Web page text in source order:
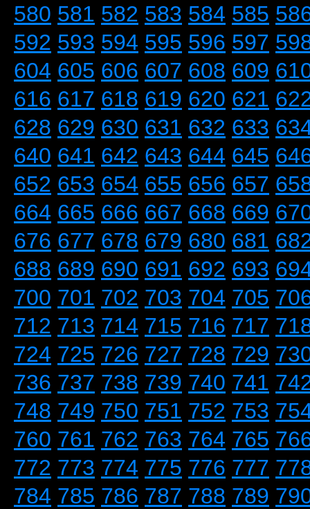
580 581 582 583 584 585
592 593 594 595 596 597
604 605 606 607 608 609
616 617 618 619 620 621
628 629 630 631 632 633
640 641 642 643 644 645
652 653 654 655 656 657
664 665 666 667 668 669
676 677 678 679 680 681
688 689 690 691 692 693
700 701 702 703 704 705
712 713 714 715 716 717
724 725 726 727 728 729
736 737 738 739 740 741
748 749 750 751 752 753
760 761 762 763 764 765
772 773 774 775 776 777
784 785 786 787 788 789